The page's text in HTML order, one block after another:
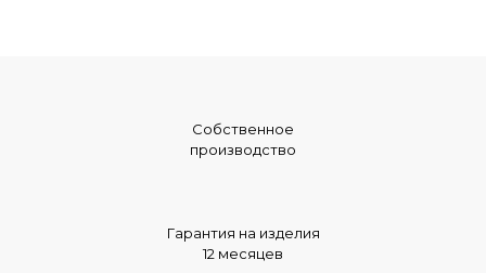
Собственное
производство
Гарантия на изделия
12 месяцев